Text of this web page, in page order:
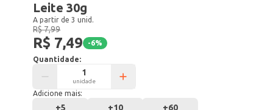
Leite 30g
A partir de 3 unid.
R$ 7,99
R$ 7,49 -6%
Quantidade:
unidade
Adicione mais:
+5 +10 +60